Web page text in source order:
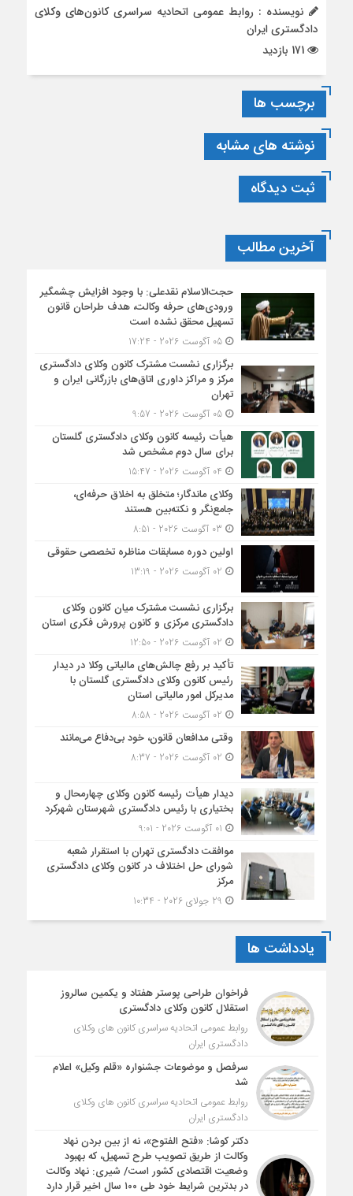
نویسنده : روابط عمومی اتحادیه سراسری کانون‌های وکلای
دادگستری ایران
برچسب ها
نوشته های مشابه
ثبت دیدگاه
آخرین مطالب
حجت‌الاسلام نقدعلی: با وجود افزایش چشمگیر
ورودی‌های حرفه وکالت، هدف طراحان قانون
تسهیل محقق نشده است
05 آگوست 2026 - 17:24
برگزاری نشست مشترک کانون وکلای دادگستری
مرکز و مراکز داوری اتاق‌های بازرگانی ایران و
تهران
05 آگوست 2026 - 9:57
هیأت ‌رئیسه کانون وکلای دادگستری گلستان
برای سال دوم مشخص شد
وکلای ماندگار؛ متخلق به اخلاق حرفه‌ای،
جامع‌نگر و نکته‌بین هستند
اولین دوره مسابقات مناظره تخصصی حقوقی
برگزاری نشست مشترک میان کانون وکلای
دادگستری مرکزی و کانون پرورش فکری استان
تأکید بر رفع چالش‌های مالیاتی وکلا در دیدار
رئیس کانون وکلای دادگستری گلستان با
مدیرکل امور مالیاتی استان
وقتی مدافعان قانون، خود بی‌دفاع می‌مانند
دیدار هیأت رئیسه کانون وکلای چهارمحال و
بختیاری با رئیس دادگستری شهرستان شهرکرد
موافقت دادگستری تهران با استقرار شعبه
شورای حل اختلاف در کانون وکلای دادگستری
مرکز
یادداشت ها
فراخوان طراحی پوستر هفتاد و یکمین سالروز
استقلال کانون وکلای دادگستری
روابط عمومی اتحادیه سراسری کانون های وکلای
دادگستری ایران
سرفصل و موضوعات جشنواره «قلم وکیل» اعلام
شد
روابط عمومی اتحادیه سراسری کانون های وکلای
دادگستری ایران
دکتر کوشا: «فتح الفتوح»، نه از بین بردن نهاد
وکالت از طریق تصویب طرح تسهیل، که بهبود
وضعیت اقتصادی کشور است/ شیری: نهاد وکالت
در بدترین شرایط خود طی ۱۰۰ سال اخیر قرار دارد